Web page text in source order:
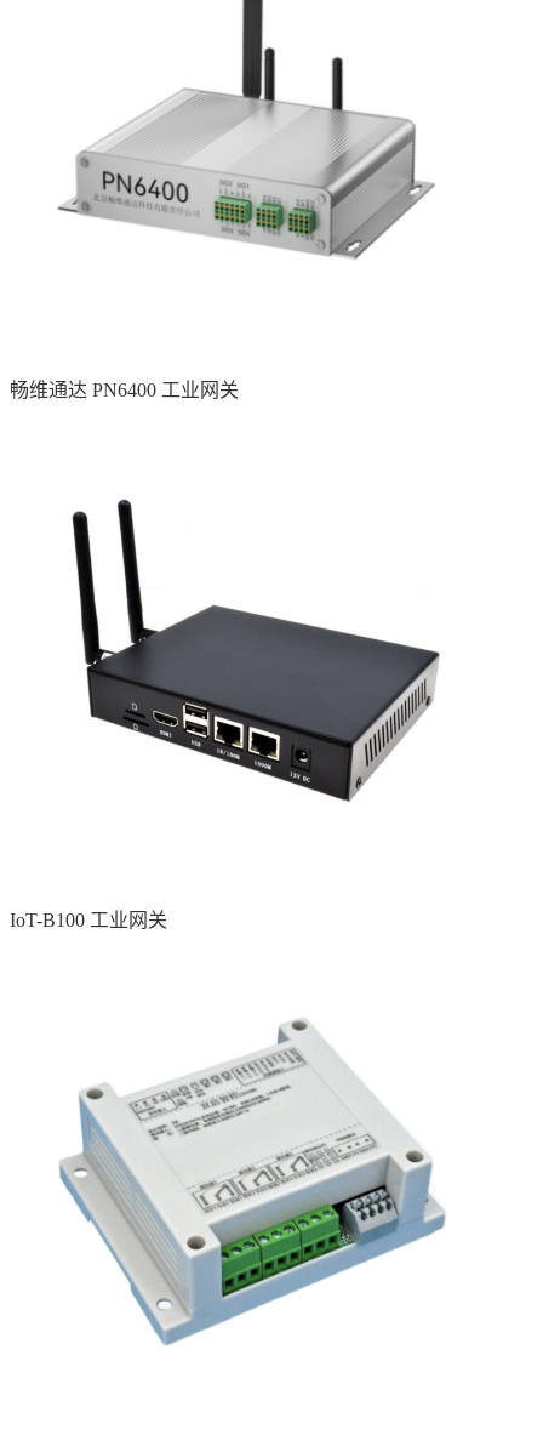
畅维通达 PN6400 工业网关
IoT-B100 工业网关